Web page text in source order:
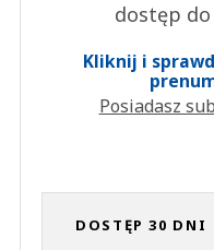
dostęp
Kliknij i
Posiadasz
DOSTĘP 30 DNI